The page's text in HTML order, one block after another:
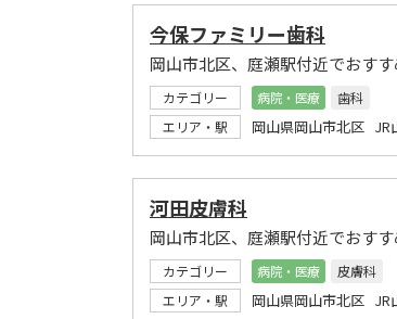
今保ファミリー歯科
岡山市北区、庭瀬駅付近でおす
カテゴリー 病院・医療
歯科
エリア・駅
岡山県岡山市北区 JR
河田皮膚科
岡山市北区、庭瀬駅付近でおす
カテゴリー 病院・医療
皮膚科
エリア・駅
岡山県岡山市北区 JR